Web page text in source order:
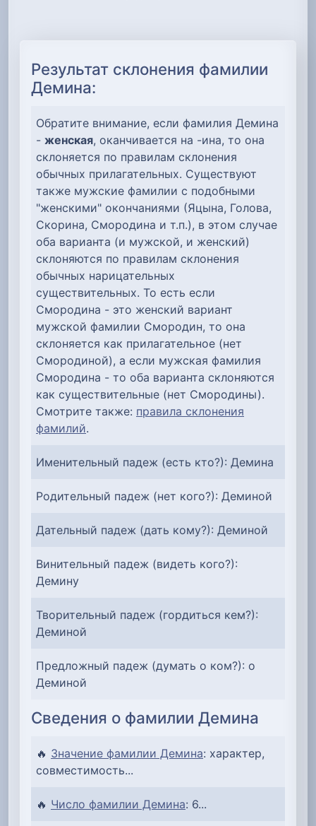
Результат склонения фамилии
Демина:
Обратите внимание, если фамилия Демина
- женская, оканчивается на -ина, то она
склоняется по правилам склонения
обычных прилагательных. Существуют
также мужские фамилии с подобными
"женскими" окончаниями (Яцына, Голова,
Скорина, Смородина и т.п.), в этом случае
оба варианта (и мужской, и женский)
склоняются по правилам склонения
обычных нарицательных
существительных. То есть если
Смородина - это женский вариант
мужской фамилии Смородин, то она
склоняется как прилагательное (нет
Смородиной), а если мужская фамилия
Смородина - то оба варианта склоняются
как существительные (нет Смородины).
Смотрите также: правила склонения
фамилий.
Именительный падеж (есть кто?): Демина
Родительный падеж (нет кого?): Деминой
Дательный падеж (дать кому?): Деминой
Винительный падеж (видеть кого?):
Демину
Творительный падеж (гордиться кем?):
Деминой
Предложный падеж (думать о ком?): о
Деминой
Сведения о фамилии Демина
🔥 Значение фамилии Демина: характер,
совместимость...
🔥 Число фамилии Демина: 6...